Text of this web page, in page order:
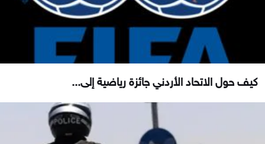
كيف حول الاتحاد الأردني جائزة رياضية إلى...